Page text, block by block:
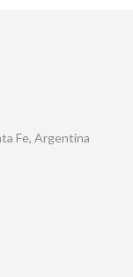
Fe, Argentina